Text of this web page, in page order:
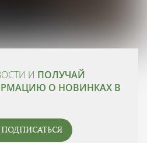
И ПОЛУЧАЙ
О НОВИНКАХ В
ПОДПИСАТЬСЯ